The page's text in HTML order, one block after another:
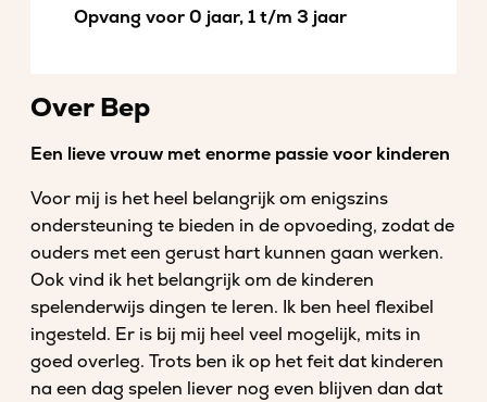
Opvang voor 0 jaar, 1 t/m 3 jaar
Over Bep
Een lieve vrouw met enorme passie voor kinderen
Voor mij is het heel belangrijk om enigszins
ondersteuning te bieden in de opvoeding, zodat de
ouders met een gerust hart kunnen gaan werken.
Ook vind ik het belangrijk om de kinderen
spelenderwijs dingen te leren. Ik ben heel flexibel
ingesteld. Er is bij mij heel veel mogelijk, mits in
goed overleg. Trots ben ik op het feit dat kinderen
na een dag spelen liever nog even blijven dan dat